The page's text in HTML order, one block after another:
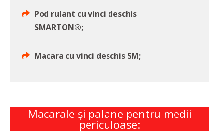
Pod rulant cu vinci deschis
SMARTON®;
Macara cu vinci deschis SM;
Macarale și palane pentru medii
periculoase: